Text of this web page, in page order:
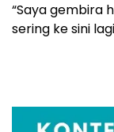
“Saya gembira
sering ke sini